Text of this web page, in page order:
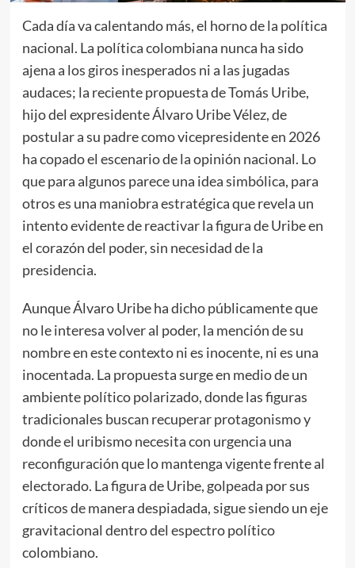
Cada día va calentando más, el horno de la política
nacional. La política colombiana nunca ha sido
ajena a los giros inesperados ni a las jugadas
audaces; la reciente propuesta de Tomás Uribe,
hijo del expresidente Álvaro Uribe Vélez, de
postular a su padre como vicepresidente en 2026
ha copado el escenario de la opinión nacional. Lo
que para algunos parece una idea simbólica, para
otros es una maniobra estratégica que revela un
intento evidente de reactivar la figura de Uribe en
el corazón del poder, sin necesidad de la
presidencia.
Aunque Álvaro Uribe ha dicho públicamente que
no le interesa volver al poder, la mención de su
nombre en este contexto ni es inocente, ni es una
inocentada. La propuesta surge en medio de un
ambiente político polarizado, donde las figuras
tradicionales buscan recuperar protagonismo y
donde el uribismo necesita con urgencia una
reconfiguración que lo mantenga vigente frente al
electorado. La figura de Uribe, golpeada por sus
críticos de manera despiadada, sigue siendo un eje
gravitacional dentro del espectro político
colombiano.